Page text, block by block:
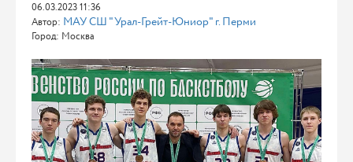
06.03.2023 11:36
Автор: МАУ СШ "Урал-Грейт-Юниор" г. Перми
Город: Москва